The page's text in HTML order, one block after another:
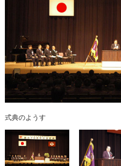
式典のようす